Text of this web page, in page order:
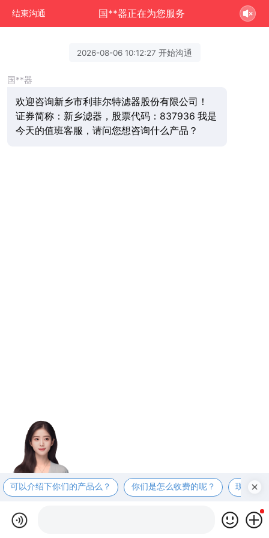
结束沟通 国**器正在为您服务
2026-08-06 10:12:27 开始沟通
国**器
欢迎咨询新乡市利菲尔特滤器股份有限公司！
证券简称：新乡滤器，股票代码：837936 我是
今天的值班客服，请问您想咨询什么产品？
可以介绍下你们的产品么？ 你们是怎么收费的呢？ 现在有